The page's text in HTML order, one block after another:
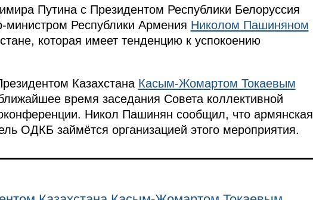
Путина с Президентом Республики Белоруссия
Республики Армения Николом Пашиняном
которая имеет тенденцию к успокоению
Казахстана Касым-Жомартом Токаевым
время заседания Совета коллективной
Никол Пашинян сообщил, что армянская
ОДКБ займётся организацией этого мероприятия.